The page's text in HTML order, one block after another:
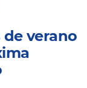
verano